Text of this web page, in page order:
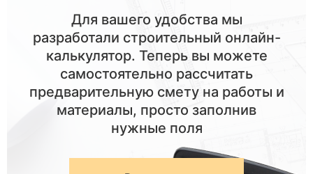
Для вашего удобства мы
разработали строительный онлайн-
калькулятор. Теперь вы можете
самостоятельно рассчитать
предварительную смету на работы и
материалы, просто заполнив
нужные поля